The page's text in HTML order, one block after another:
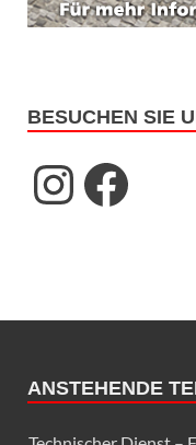
BESUCHEN SIE
ANSTEHENDE